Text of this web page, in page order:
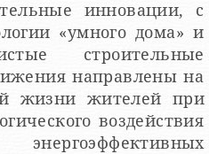
инновации, с
«умного дома» и
строительные
направлены на
жизни жителей при
воздействия